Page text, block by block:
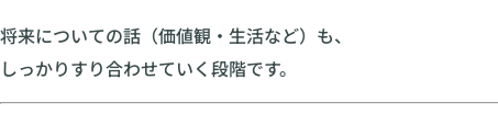
将来についての話（価値観・生活など）も、
しっかりすり合わせていく段階です。